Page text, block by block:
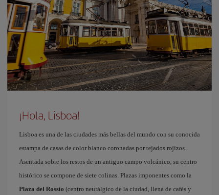
¡Hola, Lisboa!
Lisboa es una de las ciudades más bellas del mundo con su conocida
estampa de casas de color blanco coronadas por tejados rojizos.
Asentada sobre los restos de un antiguo campo volcánico, su centro
histórico se compone de siete colinas. Plazas imponentes como la
Plaza del Rossío (centro neurálgico de la ciudad, llena de cafés y